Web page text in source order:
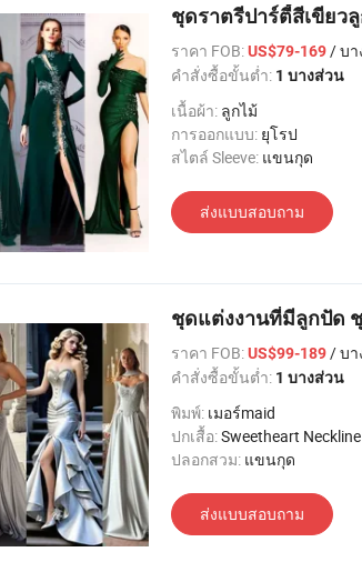
ชุดราตรีปาร์ตี้สีเขียว
ราคา FOB:US$79-169/ บ
คำสั่งซื้อขั้นต่ำ: 1 บางส่วน
เนื้อผ้า: ลูกไม้
การออกแบบ: ยุโรป
สไตล์ Sleeve: แขนกุด
ส่งแบบสอบถาม
ชุดแต่งงานที่มีลูกปัด
ราคา FOB:US$99-189/ บ
คำสั่งซื้อขั้นต่ำ: 1 บางส่วน
พิมพ์: เมอร์maid
ปกเสื้อ:Sweetheart Neckline
ปลอกสวม: แขนกุด
ส่งแบบสอบถาม